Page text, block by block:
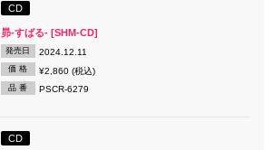
CD
昴-すばる- [SHM-CD]
発売日 2024.12.11
価 格 ¥2,860 (税込)
品 番 PSCR-6279
CD